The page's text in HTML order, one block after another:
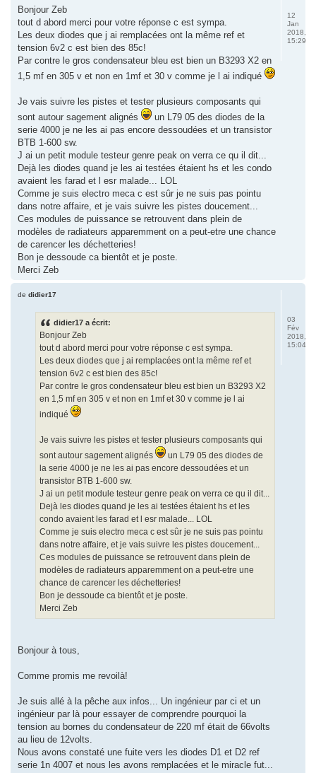
Bonjour Zeb
tout d abord merci pour votre réponse c est sympa.
Les deux diodes que j ai remplacées ont la même ref et
tension 6v2 c est bien des 85c!
Par contre le gros condensateur bleu est bien un B3293 X2 en
1,5 mf en 305 v et non en 1mf et 30 v comme je l ai indiqué
Je vais suivre les pistes et tester plusieurs composants qui
sont autour sagement alignés
un L79 05 des diodes de la
serie 4000 je ne les ai pas encore dessoudées et un transistor
BTB 1-600 sw.
J ai un petit module testeur genre peak on verra ce qu il dit...
Dejà les diodes quand je les ai testées étaient hs et les condo
avaient les farad et l esr malade... LOL
Comme je suis electro meca c est sûr je ne suis pas pointu
dans notre affaire, et je vais suivre les pistes doucement...
Ces modules de puissance se retrouvent dans plein de
modèles de radiateurs apparemment on a peut-etre une chance
de carencer les déchetteries!
Bon je dessoude ca bientôt et je poste.
Merci Zeb
12
Jan
2018,
15:29
de didier17
didier17 a écrit:
Bonjour Zeb
tout d abord merci pour votre réponse c est sympa.
Les deux diodes que j ai remplacées ont la même ref et
tension 6v2 c est bien des 85c!
Par contre le gros condensateur bleu est bien un B3293 X2
en 1,5 mf en 305 v et non en 1mf et 30 v comme je l ai
indiqué
Je vais suivre les pistes et tester plusieurs composants qui
sont autour sagement alignés
un L79 05 des diodes de
la serie 4000 je ne les ai pas encore dessoudées et un
transistor BTB 1-600 sw.
J ai un petit module testeur genre peak on verra ce qu il dit...
Dejà les diodes quand je les ai testées étaient hs et les
condo avaient les farad et l esr malade... LOL
Comme je suis electro meca c est sûr je ne suis pas pointu
dans notre affaire, et je vais suivre les pistes doucement...
Ces modules de puissance se retrouvent dans plein de
modèles de radiateurs apparemment on a peut-etre une
chance de carencer les déchetteries!
Bon je dessoude ca bientôt et je poste.
Merci Zeb
Bonjour à tous,
Comme promis me revoilà!
Je suis allé à la pêche aux infos... Un ingénieur par ci et un
ingénieur par là pour essayer de comprendre pourquoi la
tension au bornes du condensateur de 220 mf était de 66volts
au lieu de 12volts.
Nous avons constaté une fuite vers les diodes D1 et D2 ref
serie 1n 4007 et nous les avons remplacées et le miracle fut...
03
Fév
2018,
15:04